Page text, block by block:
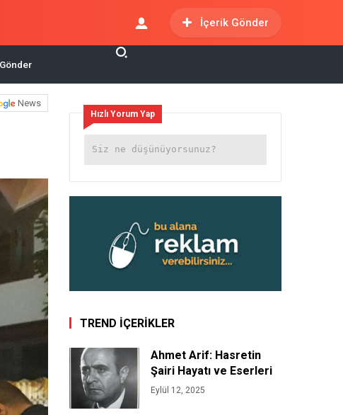
İçerik Gönder
News
Hızlı Yorum Yap
TREND İÇERİKLER
Ahmet Arif: Hasretin
Şairi Hayatı ve Eserleri
Eylül 12, 2025